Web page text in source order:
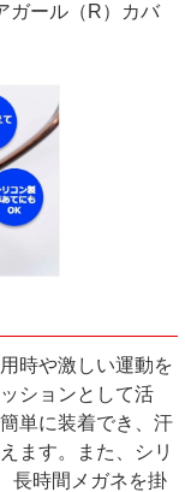
ガール（R）カバ
時や激しい運動を
ションとして活
単に装着でき、汗
ます。また、シリ
長時間メガネを掛